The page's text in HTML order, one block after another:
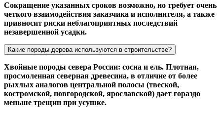
Сокращение указанных сроков возможно, но требует очень
четкого взаимодействия заказчика и исполнителя, а также
привносит риски неблагоприятных последствий
незавершенной усадки.
Какие породы дерева используются в строительстве?
Хвойные породы севера России: сосна и ель. Плотная,
просмоленная северная древесина, в отличие от более
рыхлых аналогов центральной полосы (твеской,
костромской, новгородской, ярославской) дает гораздо
меньше трещин при усушке.